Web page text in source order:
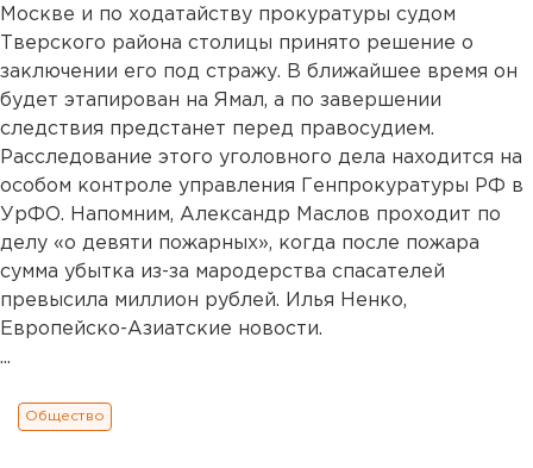
Москве и по ходатайству прокуратуры судом
Тверского района столицы принято решение о
заключении его под стражу. В ближайшее время он
будет этапирован на Ямал, а по завершении
следствия предстанет перед правосудием.
Расследование этого уголовного дела находится на
особом контроле управления Генпрокуратуры РФ в
УрФО. Напомним, Александр Маслов проходит по
делу «о девяти пожарных», когда после пожара
сумма убытка из-за мародерства спасателей
превысила миллион рублей. Илья Ненко,
Европейско-Азиатские новости.
...
Общество